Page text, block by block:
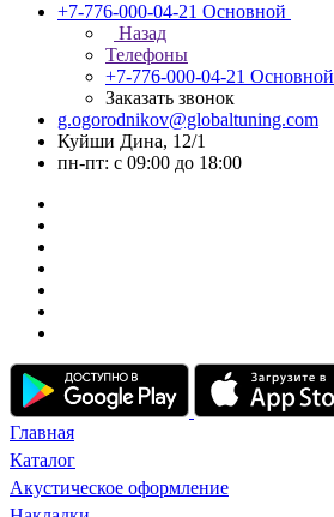
+7-776-000-04-21 Основной
Назад
Телефоны
+7-776-000-04-21 Основной
Заказать звонок
g.ogorodnikov@globaltuning.com
Куйши Дина, 12/1
пн-пт: с 09:00 до 18:00
Главная
Каталог
Акустическое оформление